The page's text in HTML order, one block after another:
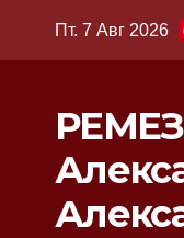
Пт. 7 Авг 2026